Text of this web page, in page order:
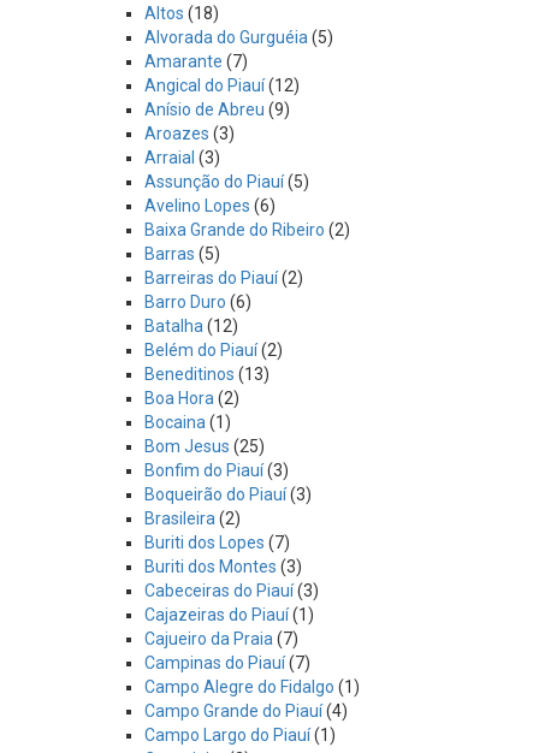
Altos (18)
Alvorada do Gurguéia (5)
Amarante (7)
Angical do Piauí(12)
Anísio de Abreu (9)
Aroazes (3)
Arraial (3)
Assunção do Piauí(5)
Avelino Lopes (6)
Baixa Grande do Ribeiro (2)
Barras (5)
Barreiras do Piauí(2)
Barro Duro (6)
Batalha (12)
Belém do Piauí(2)
Beneditinos (13)
Boa Hora (2)
Bocaina (1)
Bom Jesus (25)
Bonfim do Piauí(3)
Boqueirão do Piauí(3)
Brasileira (2)
Buriti dos Lopes (7)
Buriti dos Montes (3)
Cabeceiras do Piauí(3)
Cajazeiras do Piauí(1)
Cajueiro da Praia (7)
Campinas do Piauí(7)
Campo Alegre do Fidalgo (1)
Campo Grande do Piauí(4)
Campo Largo do Piauí(1)